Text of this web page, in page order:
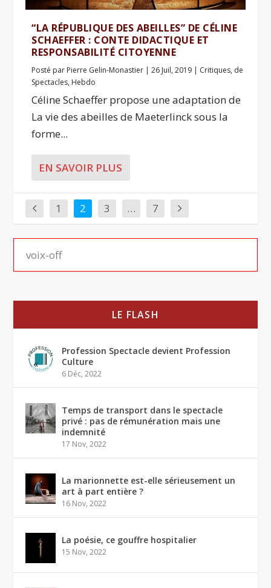
“LA RÉPUBLIQUE DES ABEILLES” DE CÉLINE
SCHAEFFER : CONTE DIDACTIQUE ET
RESPONSABILITÉ CITOYENNE
Posté par Pierre Gelin-Monastier |26 Juil, 2019 | Critiques, de
Spectacles, Hebdo
Céline Schaeffer propose une adaptation de
La vie des abeilles de Maeterlinck sous la
forme...
EN SAVOIR PLUS
1 2 3 … 7
LE FLASH
Profession Spectacle devient Profession
Culture
6 Déc, 2022
Temps de transport dans le spectacle
privé : pas de rémunération mais une
indemnité
17 Nov, 2022
La marionnette est-elle sérieusement un
art à part entière ?
16 Nov, 2022
La poésie, ce gouffre hospitalier
15 Nov, 2022